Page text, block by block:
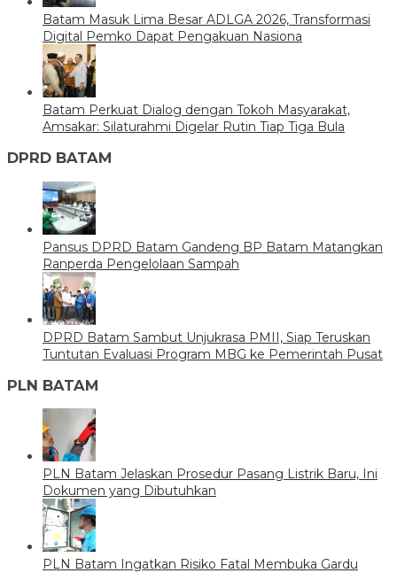
Batam Masuk Lima Besar ADLGA 2026, Transformasi
Digital Pemko Dapat Pengakuan Nasiona
Batam Perkuat Dialog dengan Tokoh Masyarakat,
Amsakar: Silaturahmi Digelar Rutin Tiap Tiga Bula
DPRD BATAM
Pansus DPRD Batam Gandeng BP Batam Matangkan
Ranperda Pengelolaan Sampah
DPRD Batam Sambut Unjukrasa PMII, Siap Teruskan
Tuntutan Evaluasi Program MBG ke Pemerintah Pusat
PLN BATAM
PLN Batam Jelaskan Prosedur Pasang Listrik Baru, Ini
Dokumen yang Dibutuhkan
PLN Batam Ingatkan Risiko Fatal Membuka Gardu